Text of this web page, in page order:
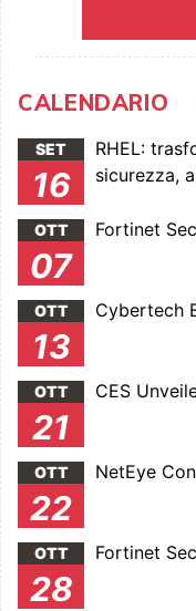
CALENDARIO
SET
16
RHEL:
sicurezza,
OTT
07
Fortinet
OTT
13
Cybertech
OTT
21
CES
OTT
22
NetEye
OTT
28
Fortinet